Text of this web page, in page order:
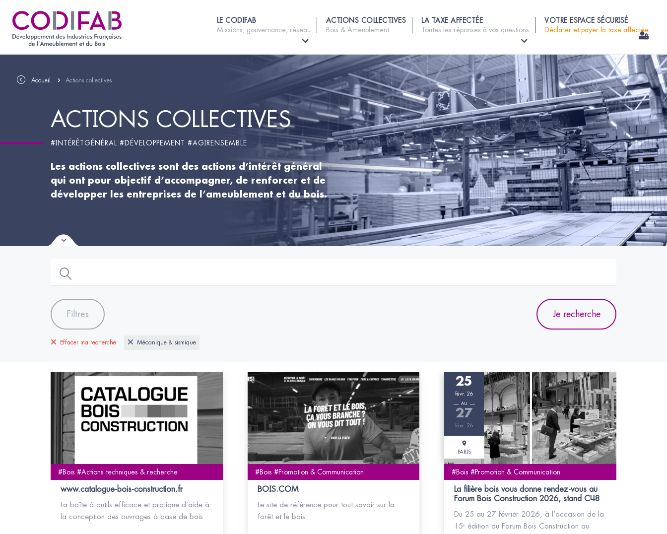
LE CODIFAB
Missions, gouvernance, réseau
ACTIONS COLLECTIVES
Bois & Ameublement
LA TAXE AFFECTÉE
Toutes les réponses à vos questions
VOTRE ESPACE SÉCURISÉ
Déclarer et payer la taxe affectée
Accueil Actions collectives
ACTIONS COLLECTIVES
#INTÉRÊTGÉNÉRAL #DÉVELOPPEMENT #AGIRENSEMBLE
Les actions collectives sont des actions d’intérêt général
qui ont pour objectif d’accompagner, de renforcer et de
développer les entreprises de l’ameublement et du bois.
Je recherche
Filtres
Effacer ma recherche Mécanique & sismique
#Bois #Actions techniques & recherche
www.catalogue-bois-construction.fr
La boîte à outils efficace et pratique d’aide à
la conception des ouvrages à base de bois
#Bois #Promotion & Communication
BOIS.COM
Le site de référence pour tout savoir sur la
forêt et le bois
25
févr. 26
AU
27
févr. 26
PARIS
#Bois #Promotion & Communication
La filière bois vous donne rendez-vous au
Forum Bois Construction 2026, stand C48
Du 25 au 27 février 2026, à l’occasion de la
15ᵉ édition du Forum Bois Construction au